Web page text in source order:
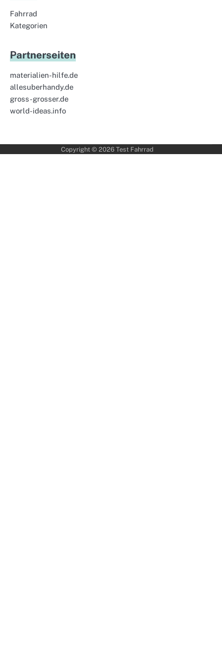
Fahrrad
Kategorien
Partnerseiten
materialien-hilfe.de
allesuberhandy.de
gross-grosser.de
world-ideas.info
Copyright © 2026 Test Fahrrad